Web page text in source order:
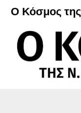
Μετάβαση
περιεχόμενο
Ο Κόσμος